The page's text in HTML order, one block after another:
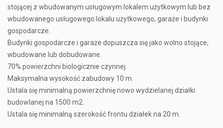
stojącej z wbudowanym usługowym lokalem użytkowym lub bez
wbudowanego usługowego lokalu użytkowego, garaże i budynki
gospodarcze.
Budynki gospodarcze i garaże dopuszcza się jako wolno stojące,
wbudowane lub dobudowane.
70% powierzchni biologicznie czynnej.
Maksymalna wysokość zabudowy 10 m.
Ustala się minimalną powierzchnię nowo wydzielanej działki
budowlanej na 1500 m2.
Ustala się minimalną szerokość frontu działek na 20 m.